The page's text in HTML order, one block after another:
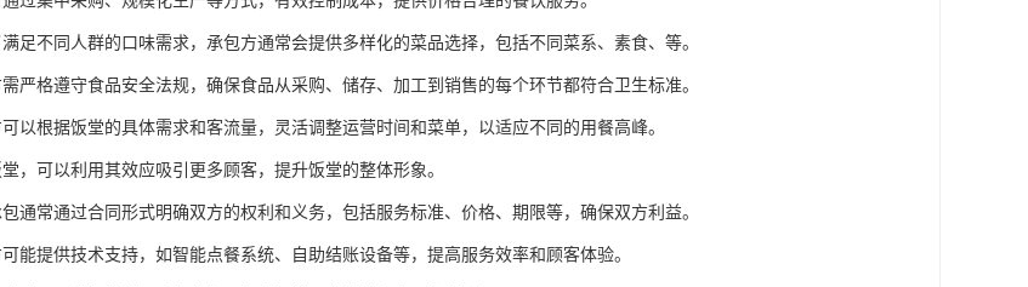
足不同人群的口味需求，承包方通常会提供多样化的菜品选择，包括不同菜系、素食、等。
严格遵守食品安全法规，确保食品从采购、储存、加工到销售的每个环节都符合卫生标准。
以根据饭堂的具体需求和客流量，灵活调整运营时间和菜单，以适应不同的用餐高峰。
，可以利用其效应吸引更多顾客，提升饭堂的整体形象。
通常通过合同形式明确双方的权利和义务，包括服务标准、价格、期限等，确保双方利益。
能提供技术支持，如智能点餐系统、自助结账设备等，提高服务效率和顾客体验。